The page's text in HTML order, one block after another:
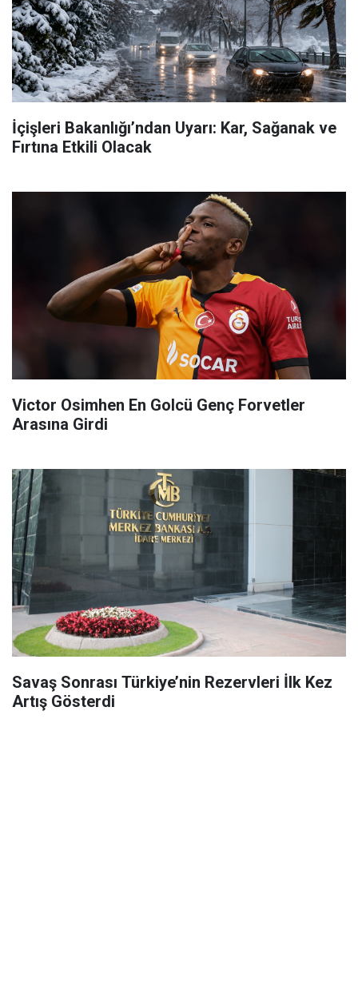
İçişleri Bakanlığı’ndan Uyarı: Kar, Sağanak ve
Fırtına Etkili Olacak
Victor Osimhen En Golcü Genç Forvetler
Arasına Girdi
Savaş Sonrası Türkiye’nin Rezervleri İlk Kez
Artış Gösterdi